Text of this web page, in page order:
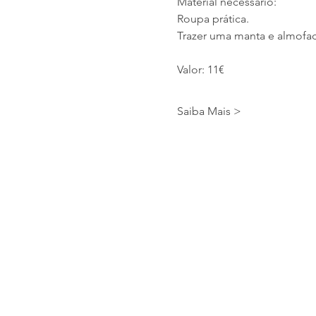
Roupa prática.
Trazer uma manta e
Valor: 11€
Saiba Mais >